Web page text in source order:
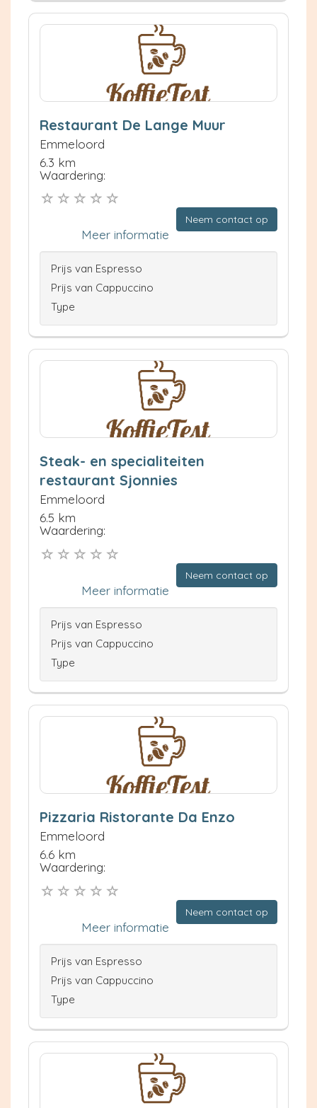
Restaurant De Lange Muur
Emmeloord
6.3 km
Waardering:
Neem contact op
Meer informatie
Prijs van Espresso
Prijs van Cappuccino
Type
Steak- en specialiteiten
restaurant Sjonnies
Emmeloord
6.5 km
Waardering:
Neem contact op
Meer informatie
Prijs van Espresso
Prijs van Cappuccino
Type
Pizzaria Ristorante Da Enzo
Emmeloord
6.6 km
Waardering:
Neem contact op
Meer informatie
Prijs van Espresso
Prijs van Cappuccino
Type